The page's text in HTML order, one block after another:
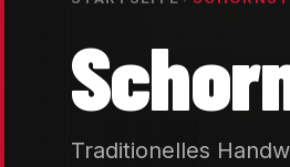
Traditionelles